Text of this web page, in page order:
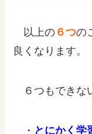
以上の ６つの
良くなります。
６つもできな
・ とにかく学